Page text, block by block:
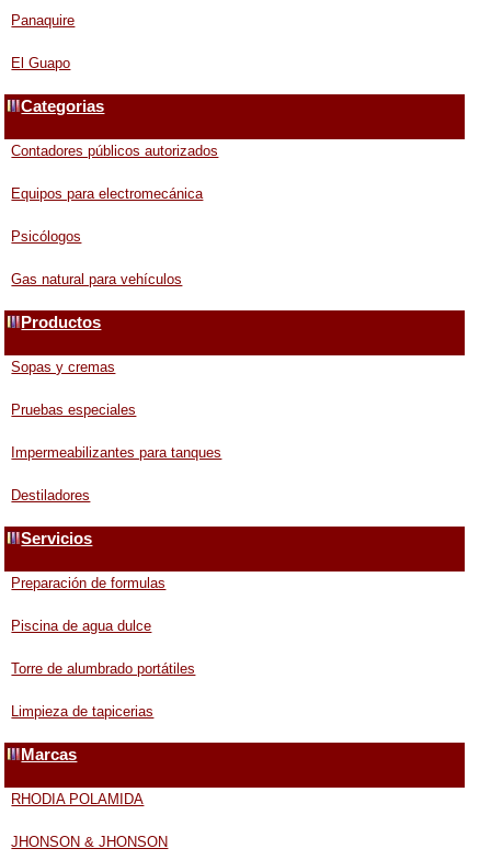
Panaquire
El Guapo
Categorias
Contadores públicos autorizados
Equipos para electromecánica
Psicólogos
Gas natural para vehículos
Productos
Sopas y cremas
Pruebas especiales
Impermeabilizantes para tanques
Destiladores
Servicios
Preparación de formulas
Piscina de agua dulce
Torre de alumbrado portátiles
Limpieza de tapicerias
Marcas
RHODIA POLAMIDA
JHONSON & JHONSON